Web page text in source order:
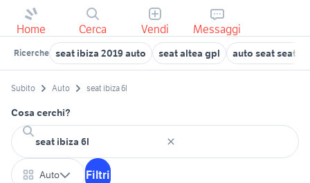
Home Cerca Vendi Messaggi
Ricerche seat ibiza 2019 auto seat altea gpl auto seat seat
Subito Auto seat ibiza 6l
Cosa cerchi?
Auto Filtri